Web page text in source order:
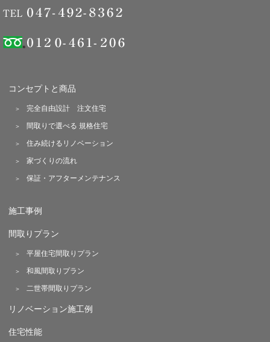
コンセプトと商品
完全自由設計 注文住宅
間取りで選べる 規格住宅
住み続けるリノベーション
家づくりの流れ
保証・アフターメンテナンス
施工事例
間取りプラン
平屋住宅間取りプラン
和風間取りプラン
二世帯間取りプラン
リノベーション施工例
住宅性能